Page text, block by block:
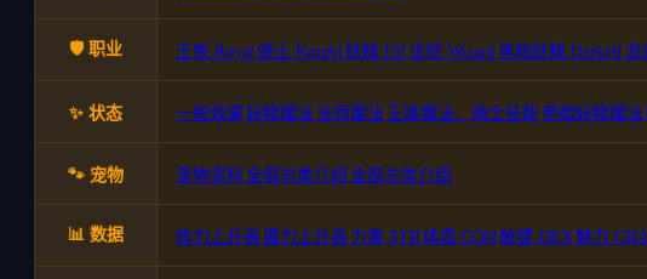
🛡️ 职业 王族 Royal骑士 Knight妖精 Elf 法师 Wizard黑暗妖精 Darkelf龙
✨ 状态 一般效果妖精魔法 法师魔法 王族魔法、骑士技能黑暗妖精魔法
🐾 宠物 宠物资料全部总类介绍 全部总类介绍
📊 数据 体力上升表 魔力上升表 力量 STR体质 CON敏捷 DEX 魅力